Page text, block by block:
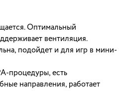
Оптимальный
вентиляция.
подойдет и для игр в мини-
процедуры, есть
направления, работает